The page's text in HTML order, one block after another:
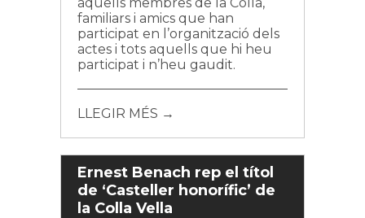
familiars i amics que han
participat en l’organització dels
actes i tots aquells que hi heu
participat i n’heu gaudit.
LLEGIR MÉS →
Ernest Benach rep el títol
de ‘Casteller honorífic’ de
la Colla Vella